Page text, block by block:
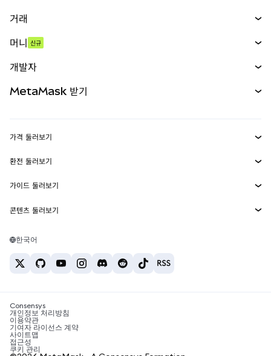
거래
무기한 선물
실물자산
머니 신규
개발자
MetaMask Connect
Snaps
웹3 서비스
MetaMask 받기
보안
고객 지원
채용
가격 둘러보기
이더리움 가격
솔라나 가격
테더 가격
환전 둘러보기
ETH를 USD로 환전
USDT를 INR로 환전
BTC를 INR로 환전
ETH를 USDT로 환전
가이드 둘러보기
ETH 매수
USDT 매수
SHIB 매수
BNB 매수
콘텐츠 둘러보기
솔라나 지갑
암호화폐 세금 뉴스
암호화폐 매수 방법
비트코인 매도 방법
한국어
Consensys
개인정보 처리방침
이용약관
기여자 라이선스 계약
사이트맵
접근성
쿠키 관리